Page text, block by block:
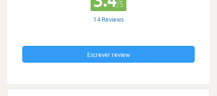
/5
14 Reviews
Escrever review